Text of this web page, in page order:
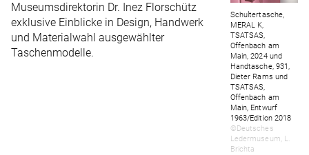
Schultertasche,
MERAL K,
TSATSAS,
Offenbach am
Main, 2024 und
Handtasche, 931,
Dieter Rams und
TSATSAS,
Offenbach am
Main, Entwurf
1963/Edition 2018
©Deutsches
Ledermuseum, L.
Brichta
Museumsdirektorin Dr. Inez Florschütz
exklusive Einblicke in Design, Handwerk
und Materialwahl ausgewählter
Taschenmodelle.